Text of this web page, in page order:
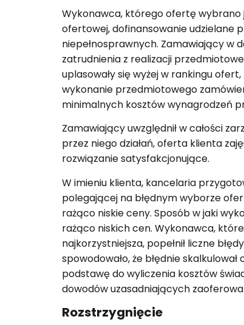
Wykonawca, którego ofertę wybrano
ofertowej, dofinansowanie udzielane
niepełnosprawnych. Zamawiający w
zatrudnienia z realizacji
uplasowały się wyżej w rankingu
wykonanie przedmiotowego
minimalnych kosztów wynagrodzeń
Zamawiający uwzględnił w całości
przez niego działań, oferta klienta
rozwiązanie satysfakcjonujące.
W imieniu klienta, kancelaria
polegającej na błędnym wyborze
rażąco niskie ceny. Sposób w jaki
rażąco niskich cen. Wykonawca,
najkorzystniejsza, popełnił liczne
spowodowało, że błędnie
podstawę do wyliczenia kosztów
dowodów uzasadniających
Rozstrzygnięcie